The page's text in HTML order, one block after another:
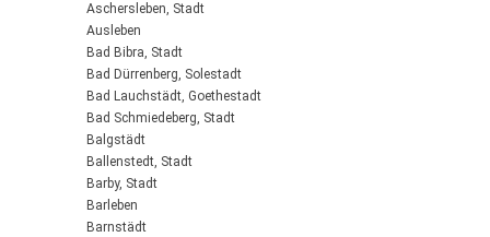
Aschersleben, Stadt
Ausleben
Bad Bibra, Stadt
Bad Dürrenberg, Solestadt
Bad Lauchstädt, Goethestadt
Bad Schmiedeberg, Stadt
Balgstädt
Ballenstedt, Stadt
Barby, Stadt
Barleben
Barnstädt